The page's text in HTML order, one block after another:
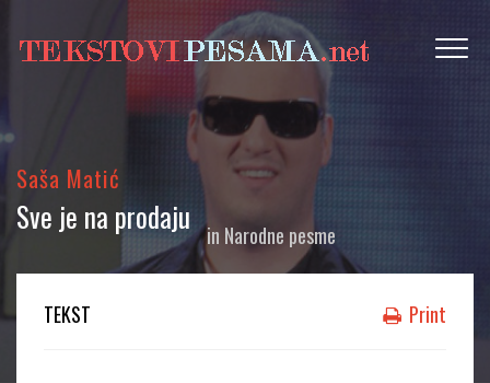
Saša Matić
Sve je na prodaju in Narodne pesme
TEKST Print